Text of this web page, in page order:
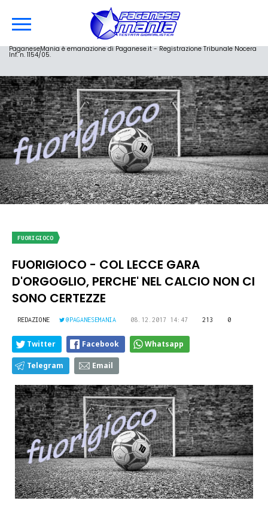
PaganeseMania è emanazione di Paganese.it - Registrazione Tribunale Nocera
Inf. n. 1154/05.
FUORIGIOCO
FUORIGIOCO - COL LECCE GARA
D'ORGOGLIO, PERCHE' NEL CALCIO NON CI
SONO CERTEZZE
REDAZIONE @PAGANESEMANIA 08.12.2017 14:47 213 0
Twitter Facebook Whatsapp
Telegram Email